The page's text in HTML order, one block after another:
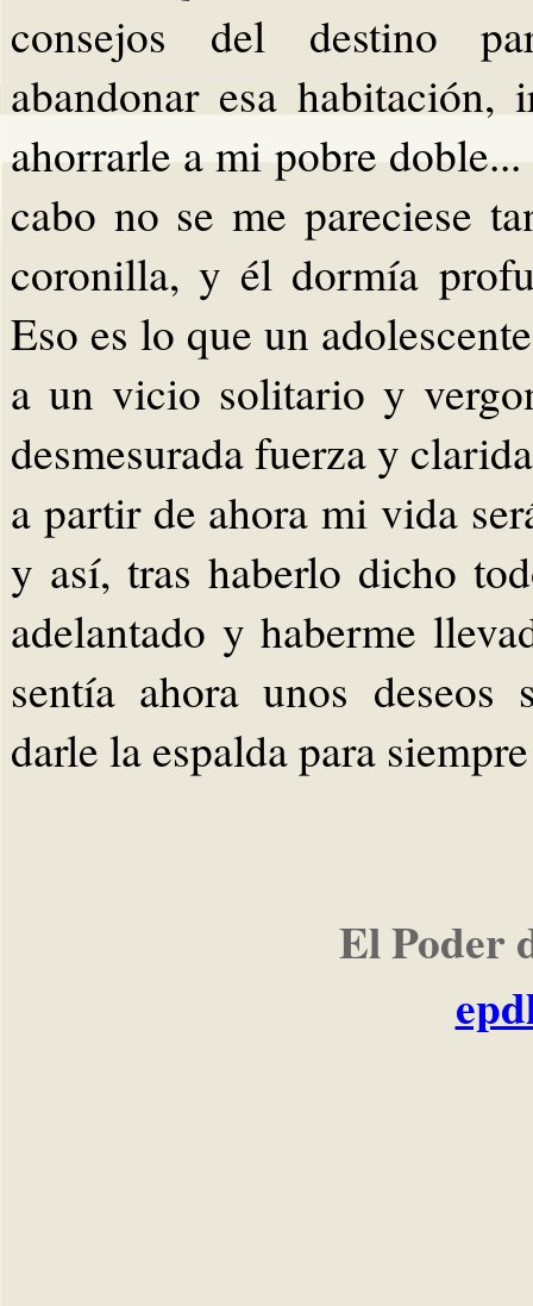
consejos del destino
abandonar esa
ahorrarle a mi pobre
cabo no se me pareciese
coronilla, y él dormía
Eso es lo que un
a un vicio solitario y
desmesurada fuerza y
a partir de ahora mi vida
y así, tras haberlo dicho
adelantado y haberme
sentía ahora unos deseos
darle la espalda para
El Poder